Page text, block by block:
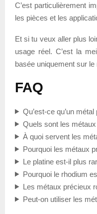
C’est particulièrement
les pièces et les
Et si tu veux aller plus
usage réel. C’est la
basée uniquement sur
FAQ
Qu’est-ce qu’un
Quels sont les
À quoi servent les
Pourquoi les métaux
Le platine est-il plus
Pourquoi le rhodium
Les métaux précieux
Peut-on utiliser les